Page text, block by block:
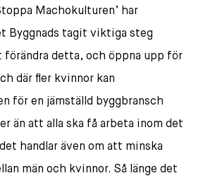
Machokulturen’ har
Byggnads tagit viktiga steg
detta, och öppna upp för
där fler kvinnor kan
för en jämställd byggbransch
än att alla ska få arbeta inom det
handlar även om att minska
män och kvinnor. Så länge det